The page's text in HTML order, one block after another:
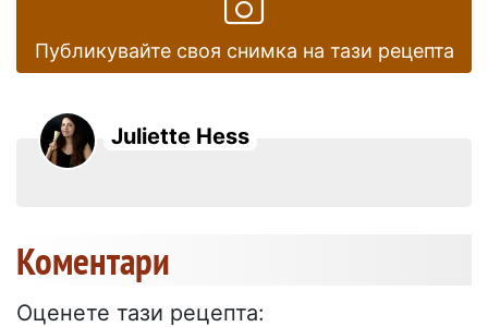
Публикувайте своя снимка на тази рецепта
Juliette Hess
Коментари
Оценете тази рецепта: